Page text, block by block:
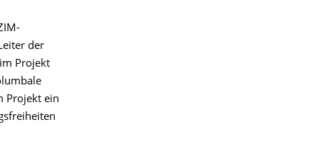
der
Projekt
Projekt ein